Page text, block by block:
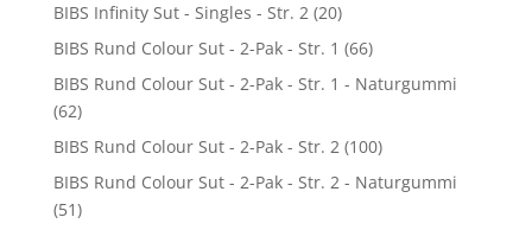
BIBS Infinity Sut - Singles - Str. 2 (20)
BIBS Rund Colour Sut - 2-Pak - Str. 1 (66)
BIBS Rund Colour Sut - 2-Pak - Str. 1 - Naturgummi
(62)
BIBS Rund Colour Sut - 2-Pak - Str. 2 (100)
BIBS Rund Colour Sut - 2-Pak - Str. 2 - Naturgummi
(51)